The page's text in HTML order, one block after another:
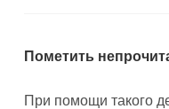
Пометить
При помощи такого